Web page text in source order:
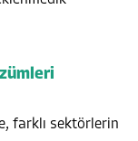
farklı sektörlerin